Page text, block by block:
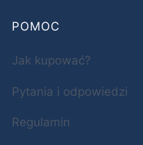
POMOC
Jak kupować?
Pytania i odpowiedzi
Regulamin